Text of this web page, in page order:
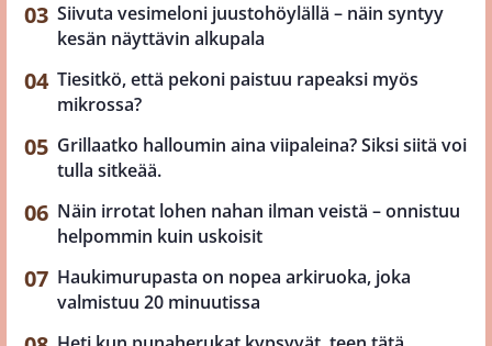
Siivuta vesimeloni juustohöylällä – näin syntyy
kesän näyttävin alkupala
Tiesitkö, että pekoni paistuu rapeaksi myös
mikrossa?
Grillaatko halloumin aina viipaleina? Siksi siitä voi
tulla sitkeää.
Näin irrotat lohen nahan ilman veistä – onnistuu
helpommin kuin uskoisit
Haukimurupasta on nopea arkiruoka, joka
valmistuu 20 minuutissa